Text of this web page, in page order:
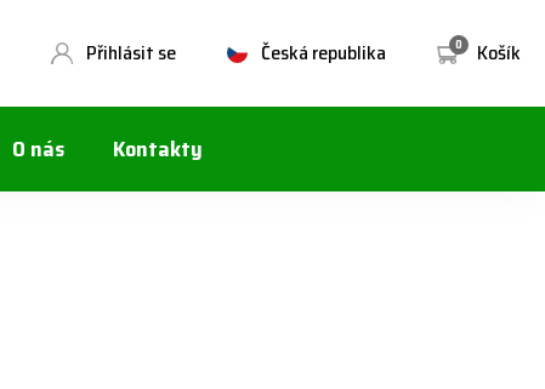
0 Košík
Česká republika
Přihlásit se
O nás Kontakty